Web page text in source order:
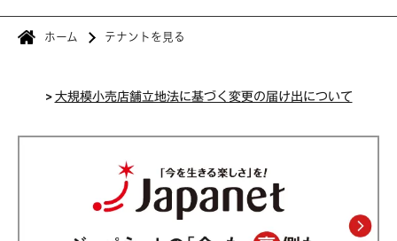
ホーム テナントを見る
>大規模小売店舗立地法に基づく変更の届け出について